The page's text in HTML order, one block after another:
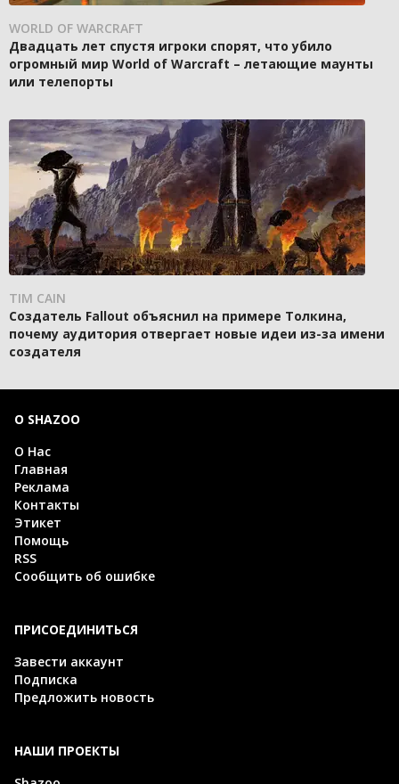
WORLD OF WARCRAFT
Двадцать лет спустя игроки спорят, что убило
огромный мир World of Warcraft – летающие маунты
или телепорты
TIM CAIN
Создатель Fallout объяснил на примере Толкина,
почему аудитория отвергает новые идеи из-за имени
создателя
О SHAZOO
О Нас
Главная
Реклама
Контакты
Этикет
Помощь
RSS
Сообщить об ошибке
ПРИСОЕДИНИТЬСЯ
Завести аккаунт
Подписка
Предложить новость
НАШИ ПРОЕКТЫ